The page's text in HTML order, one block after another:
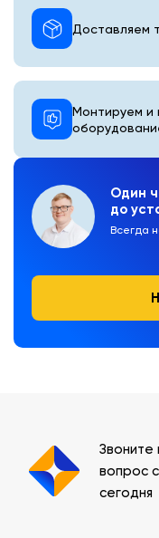
Один
до
Всегда
Монтируем и
Доставляем
Звоните
вопрос
сегодня